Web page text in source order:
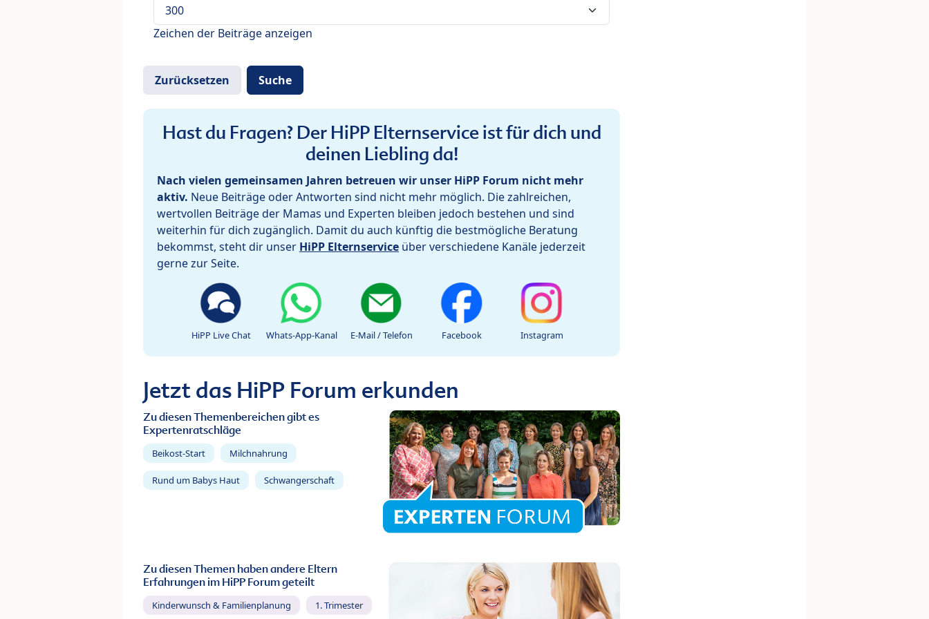
Zeichen der Beiträge anzeigen
Hast du Fragen? Der HiPP Elternservice ist für dich und
deinen Liebling da!
Nach vielen gemeinsamen Jahren betreuen wir unser HiPP Forum nicht mehr
aktiv. Neue Beiträge oder Antworten sind nicht mehr möglich. Die zahlreichen,
wertvollen Beiträge der Mamas und Experten bleiben jedoch bestehen und sind
weiterhin für dich zugänglich. Damit du auch künftig die bestmögliche Beratung
bekommst, steht dir unser HiPP Elternservice über verschiedene Kanäle jederzeit
gerne zur Seite.
HiPP Live Chat Whats-App-Kanal E-Mail / Telefon Facebook Instagram
Jetzt das HiPP Forum erkunden
Zu diesen Themenbereichen gibt es
Expertenratschläge
Beikost-Start Milchnahrung
Rund um Babys Haut Schwangerschaft
Zu diesen Themen haben andere Eltern
Erfahrungen im HiPP Forum geteilt
Kinderwunsch & Familienplanung 1. Trimester